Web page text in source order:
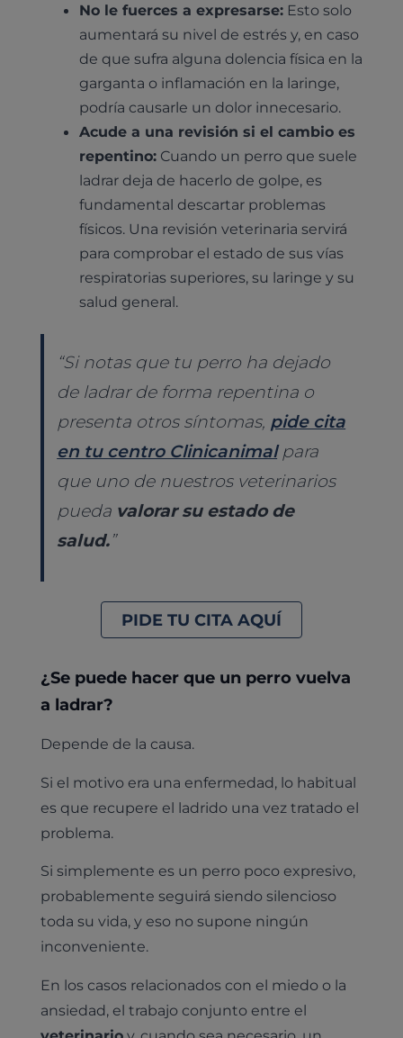
No le fuerces a expresarse: Esto solo
aumentará su nivel de estrés y, en caso
de que sufra alguna dolencia física en la
garganta o inflamación en la laringe,
podría causarle un dolor innecesario.
Acude a una revisión si el cambio es
repentino: Cuando un perro que suele
ladrar deja de hacerlo de golpe, es
fundamental descartar problemas
físicos. Una revisión veterinaria servirá
para comprobar el estado de sus vías
respiratorias superiores, su laringe y su
salud general.
“Si notas que tu perro ha dejado
de ladrar de forma repentina o
presenta otros síntomas, pide cita
en tu centro Clinicanimalpara
que uno de nuestros veterinarios
pueda valorar su estado de
salud.”
PIDE TU CITA AQUÍ
¿Se puede hacer que un perro vuelva
a ladrar?
Depende de la causa.
Si el motivo era una enfermedad, lo habitual
es que recupere el ladrido una vez tratado el
problema.
Si simplemente es un perro poco expresivo,
probablemente seguirá siendo silencioso
toda su vida, y eso no supone ningún
inconveniente.
En los casos relacionados con el miedo o la
ansiedad, el trabajo conjunto entre el